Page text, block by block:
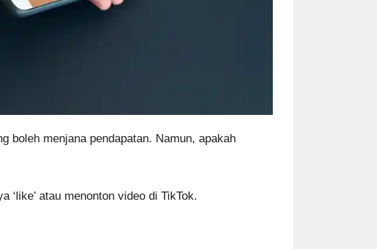
boleh menjana pendapatan. Namun, apakah
‘like’ atau menonton video di TikTok.